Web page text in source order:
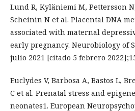
Lund R, Kyläniemi M, Pettersson
Scheinin N et al. Placental DNA
associated with maternal
early pregnancy. Neurobiology of
julio 2021 [citado 5 febrero
Euclydes V, Barbosa A, Bastos L,
C et al. Prenatal stress and
neonates1. European